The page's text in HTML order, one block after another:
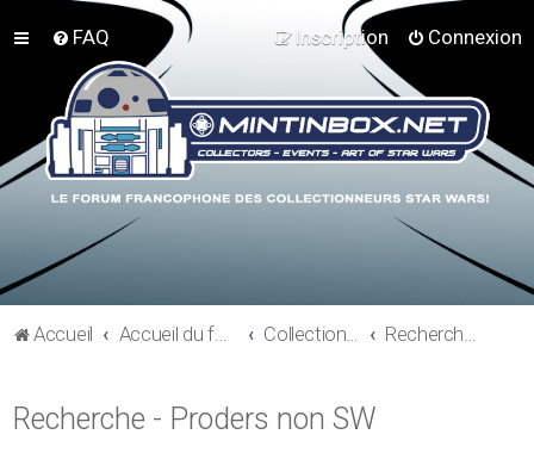
FAQ Connexion
Inscription
Accueil Accueil du forum Collections hors Star Wars Recherche - Proders non SW
Recherche - Proders non SW